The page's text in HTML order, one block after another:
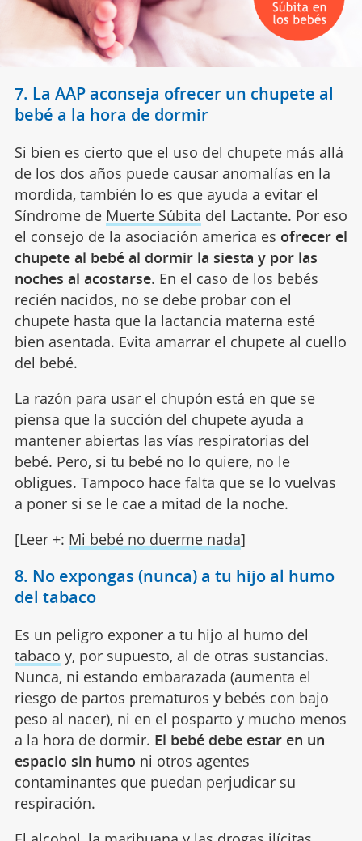
7. La AAP aconseja ofrecer un chupete al
bebé a la hora de dormir
Si bien es cierto que el uso del chupete más allá
de los dos años puede causar anomalías en la
mordida, también lo es que ayuda a evitar el
Síndrome de Muerte Súbita del Lactante. Por eso
el consejo de la asociación america es ofrecer el
chupete al bebé al dormir la siesta y por las
noches al acostarse. En el caso de los bebés
recién nacidos, no se debe probar con el
chupete hasta que la lactancia materna esté
bien asentada. Evita amarrar el chupete al cuello
del bebé.
La razón para usar el chupón está en que se
piensa que la succión del chupete ayuda a
mantener abiertas las vías respiratorias del
bebé. Pero, si tu bebé no lo quiere, no le
obligues. Tampoco hace falta que se lo vuelvas
a poner si se le cae a mitad de la noche.
[Leer +: Mi bebé no duerme nada]
8. No expongas (nunca) a tu hijo al humo
del tabaco
Es un peligro exponer a tu hijo al humo del
tabaco y, por supuesto, al de otras sustancias.
Nunca, ni estando embarazada (aumenta el
riesgo de partos prematuros y bebés con bajo
peso al nacer), ni en el posparto y mucho menos
a la hora de dormir. El bebé debe estar en un
espacio sin humo ni otros agentes
contaminantes que puedan perjudicar su
respiración.